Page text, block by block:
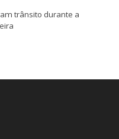
trânsito durante a